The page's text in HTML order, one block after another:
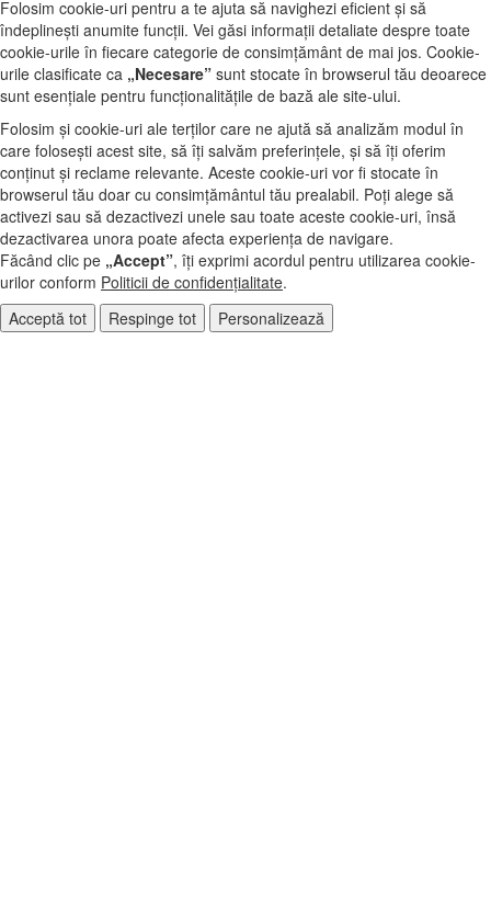
Folosim cookie-uri pentru a te ajuta să navighezi eficient și să
îndeplinești anumite funcții. Vei găsi informații detaliate despre toate
cookie-urile în fiecare categorie de consimțământ de mai jos. Cookie-
urile clasificate ca „Necesare” sunt stocate în browserul tău deoarece
sunt esențiale pentru funcționalitățile de bază ale site‑ului.
Folosim și cookie-uri ale terților care ne ajută să analizăm modul în
care folosești acest site, să îți salvăm preferințele, și să îți oferim
conținut și reclame relevante. Aceste cookie-uri vor fi stocate în
browserul tău doar cu consimțământul tău prealabil. Poți alege să
activezi sau să dezactivezi unele sau toate aceste cookie-uri, însă
dezactivarea unora poate afecta experiența de navigare.
Făcând clic pe „Accept”, îți exprimi acordul pentru utilizarea cookie-
urilor conform Politicii de confidențialitate.
Acceptă tot
Respinge tot Personalizează